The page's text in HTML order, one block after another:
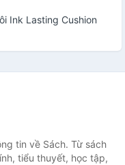
Ink Lasting Cushion
tin về Sách. Từ sách
tiểu thuyết, học tập,